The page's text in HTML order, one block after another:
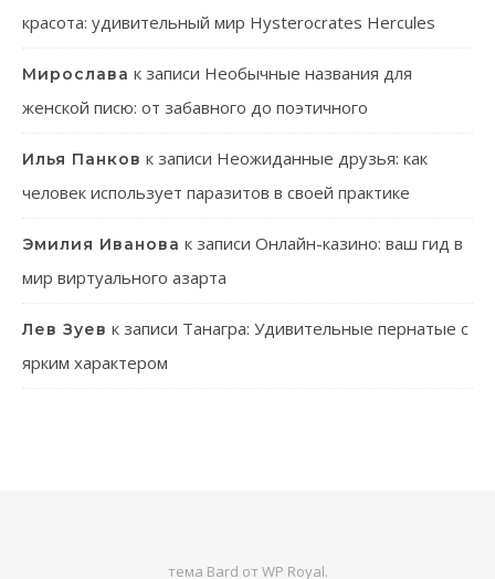
красота: удивительный мир Hysterocrates Hercules
Мирослава к записи Необычные названия для
женской писю: от забавного до поэтичного
Илья Панков к записи Неожиданные друзья: как
человек использует паразитов в своей практике
Эмилия Иванова к записи Онлайн-казино: ваш гид в
мир виртуального азарта
Лев Зуев к записи Танагра: Удивительные пернатые с
ярким характером
тема Bard от WP Royal.